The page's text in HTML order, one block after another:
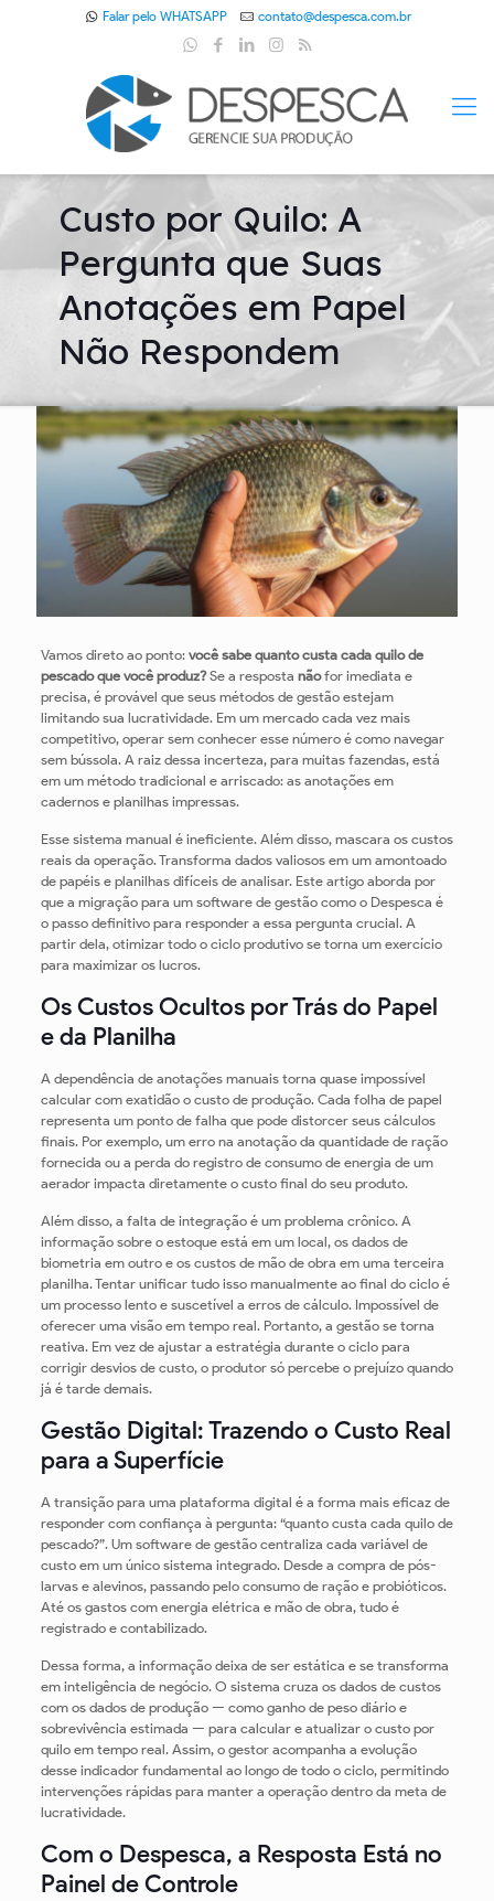
Falar pelo WHATSAPP contato@despesca.com.br
Custo por Quilo: A
Pergunta que Suas
Anotações em Papel
Não Respondem
Vamos direto ao ponto: você sabe quanto custa cada quilo de
pescado que você produz?Se a resposta nãofor imediata e
precisa, é provável que seus métodos de gestão estejam
limitando sua lucratividade. Em um mercado cada vez mais
competitivo, operar sem conhecer esse número é como navegar
sem bússola. A raiz dessa incerteza, para muitas fazendas, está
em um método tradicional e arriscado: as anotações em
cadernos e planilhas impressas.
Esse sistema manual é ineficiente. Além disso, mascara os custos
reais da operação. Transforma dados valiosos em um amontoado
de papéis e planilhas difíceis de analisar. Este artigo aborda por
que a migração para um software de gestão como o Despesca é
o passo definitivo para responder a essa pergunta crucial. A
partir dela, otimizar todo o ciclo produtivo se torna um exercício
para maximizar os lucros.
Os Custos Ocultos por Trás do Papel
e da Planilha
A dependência de anotações manuais torna quase impossível
calcular com exatidão o custo de produção. Cada folha de papel
representa um ponto de falha que pode distorcer seus cálculos
finais. Por exemplo, um erro na anotação da quantidade de ração
fornecida ou a perda do registro de consumo de energia de um
aerador impacta diretamente o custo final do seu produto.
Além disso, a falta de integração é um problema crônico. A
informação sobre o estoque está em um local, os dados de
biometria em outro e os custos de mão de obra em uma terceira
planilha. Tentar unificar tudo isso manualmente ao final do ciclo é
um processo lento e suscetível a erros de cálculo. Impossível de
oferecer uma visão em tempo real. Portanto, a gestão se torna
reativa. Em vez de ajustar a estratégia durante o ciclo para
corrigir desvios de custo, o produtor só percebe o prejuízo quando
já é tarde demais.
Gestão Digital: Trazendo o Custo Real
para a Superfície
A transição para uma plataforma digital é a forma mais eficaz de
responder com confiança à pergunta: “quanto custa cada quilo de
pescado?”. Um software de gestão centraliza cada variável de
custo em um único sistema integrado. Desde a compra de pós-
larvas e alevinos, passando pelo consumo de ração e probióticos.
Até os gastos com energia elétrica e mão de obra, tudo é
registrado e contabilizado.
Dessa forma, a informação deixa de ser estática e se transforma
em inteligência de negócio. O sistema cruza os dados de custos
com os dados de produção — como ganho de peso diário e
sobrevivência estimada — para calcular e atualizar o custo por
quilo em tempo real. Assim, o gestor acompanha a evolução
desse indicador fundamental ao longo de todo o ciclo, permitindo
intervenções rápidas para manter a operação dentro da meta de
lucratividade.
Com o Despesca, a Resposta Está no
Painel de Controle